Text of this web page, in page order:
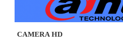
CAMERA HD